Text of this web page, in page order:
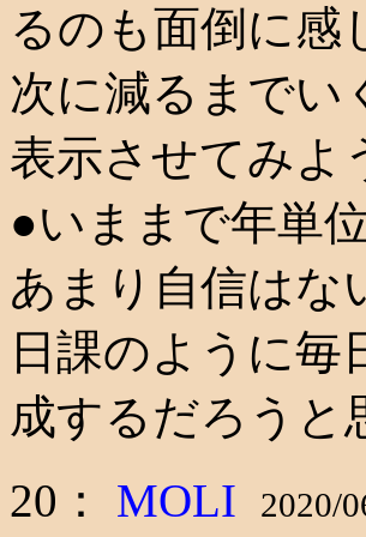
るのも面倒に感
次に減るまでい
表示させてみよ
●いままで年単
あまり自信はな
日課のように
成するだろうと
20： MOLI 2020/